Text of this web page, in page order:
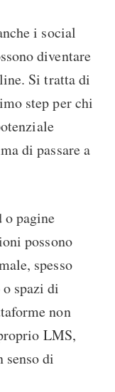
i social
diventare
Si tratta di
step per chi
di passare a
o pagine
possono
spesso
spazi di
non
LMS,
senso di